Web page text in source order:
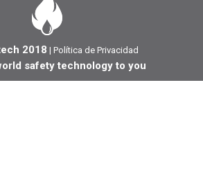
2018 | Política de Privacidad
safety technology to you